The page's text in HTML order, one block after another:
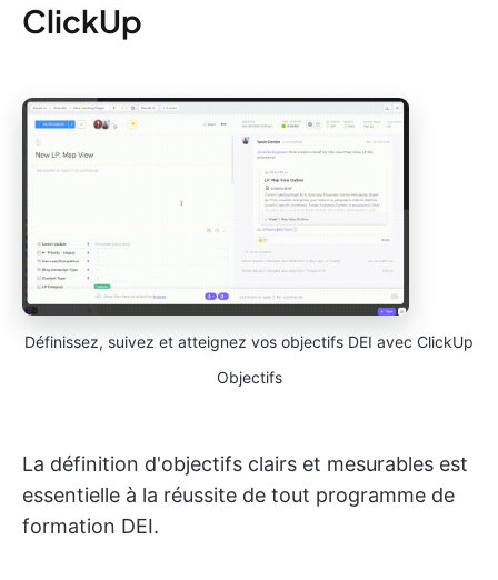
ClickUp
Définissez, suivez et atteignez vos objectifs DEI avec ClickUp
Objectifs
La définition d'objectifs clairs et mesurables est
essentielle à la réussite de tout programme de
formation DEI.